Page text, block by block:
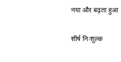
नया और बढ़ता हुआ
शीर्ष निःशुल्क